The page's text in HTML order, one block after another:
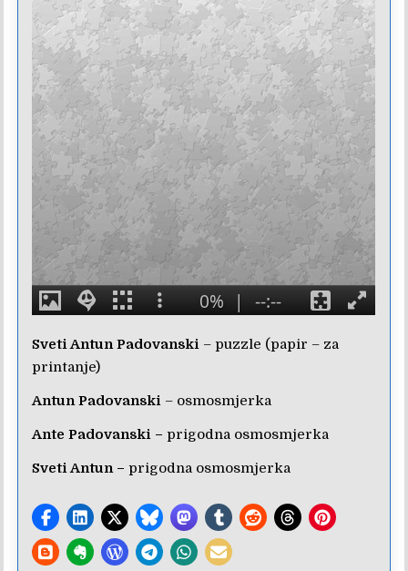
Sveti Antun Padovanski – puzzle (papir – za
printanje)
Antun Padovanski – osmosmjerka
Ante Padovanski – prigodna osmosmjerka
Sveti Antun– prigodna osmosmjerka